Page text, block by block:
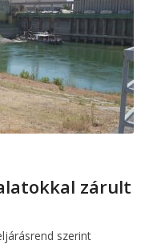
zárult
szerint